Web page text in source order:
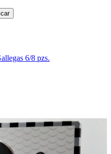
6/8 pzs.